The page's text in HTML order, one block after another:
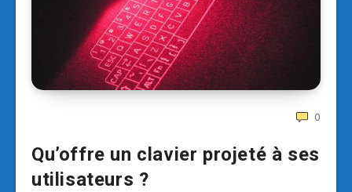
0
Qu’offre un clavier projeté à ses
utilisateurs ?